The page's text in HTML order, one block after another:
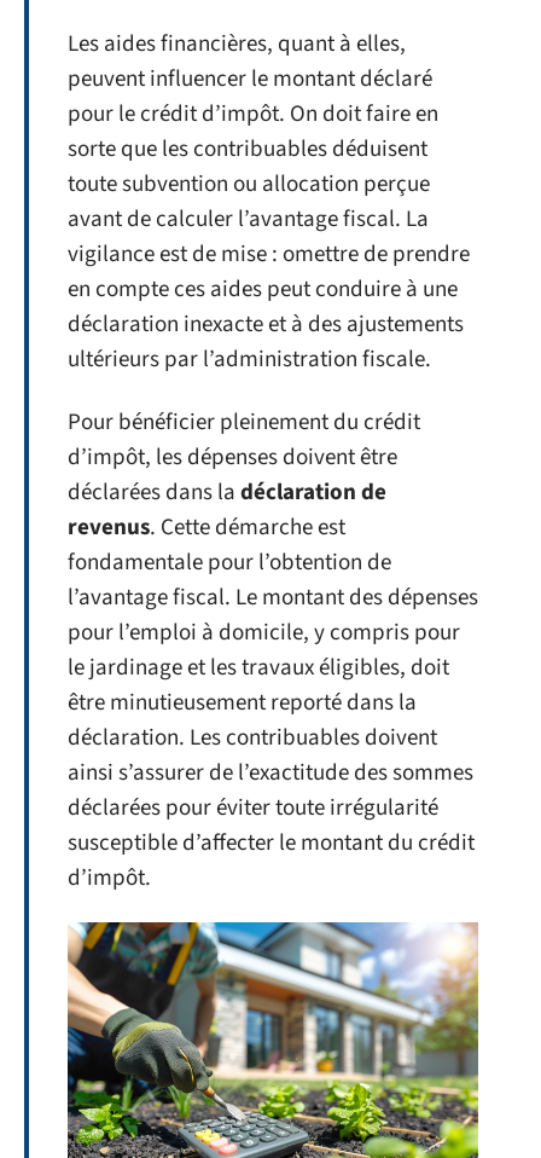
Les aides financières, quant à elles,
peuvent influencer le montant déclaré
pour le crédit d’impôt. On doit faire en
sorte que les contribuables déduisent
toute subvention ou allocation perçue
avant de calculer l’avantage fiscal. La
vigilance est de mise : omettre de prendre
en compte ces aides peut conduire à une
déclaration inexacte et à des ajustements
ultérieurs par l’administration fiscale.
Pour bénéficier pleinement du crédit
d’impôt, les dépenses doivent être
déclarées dans ladéclaration de
revenus. Cette démarche est
fondamentale pour l’obtention de
l’avantage fiscal. Le montant des dépenses
pour l’emploi à domicile, y compris pour
le jardinage et les travaux éligibles, doit
être minutieusement reporté dans la
déclaration. Les contribuables doivent
ainsi s’assurer de l’exactitude des sommes
déclarées pour éviter toute irrégularité
susceptible d’affecter le montant du crédit
d’impôt.